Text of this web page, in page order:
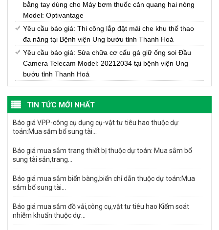
bằng tay dùng cho Máy bơm thuốc cản quang hai nòng
Model: Optivantage
Yêu cầu báo giá: Thi công lắp đặt mái che khu thế thao
đa năng tại Bệnh viện Ung bướu tỉnh Thanh Hoá
Yêu cầu báo giá: Sửa chữa cơ cấu gá giữ ống soi Đầu
Camera Telecam Model: 20212034 tại bệnh viện Ung
bướu tỉnh Thanh Hoá
TIN TỨC MỚI NHẤT
Báo giá VPP-công cụ dụng cụ-vật tư tiêu hao thuộc dự
toán:Mua sắm bổ sung tài...
Báo giá mua sắm trang thiết bị thuộc dự toán: Mua sắm bổ
sung tài sản,trang...
Báo giá mua sắm biển bàng,biển chỉ dẫn thuộc dự toán:Mua
sắm bổ sung tài...
Báo giá mua sắm đồ vải,công cụ,vật tư tiêu hao Kiểm soát
nhiễm khuẩn thuộc dự...